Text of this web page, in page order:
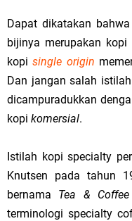
Dapat dikatakan
bijinya merupakan kopi
kopisingle origin
Dan jangan salah
dicampuradukkan
kopi komersial.
Istilah kopi specialty
Knutsen pada tahun
bernama Tea &
terminologi specialty